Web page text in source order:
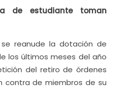
de estudiante toman
reanude la dotación de
los últimos meses del año
del retiro de órdenes
contra de miembros de su